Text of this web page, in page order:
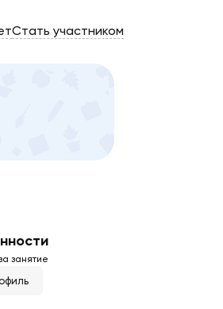
Стать участником
занятие